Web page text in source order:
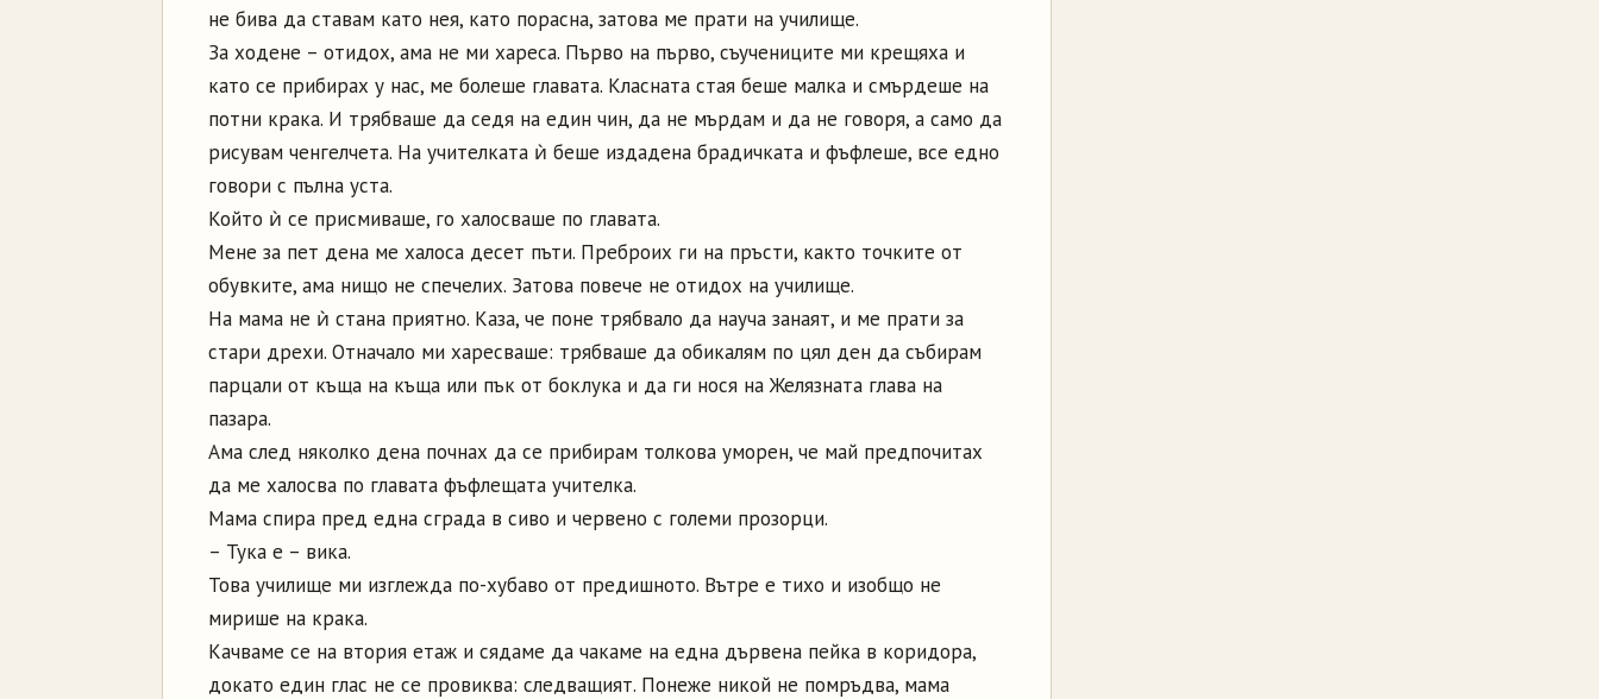
не бива да ставам като нея, като порасна, затова ме прати на училище.
За ходене – отидох, ама не ми хареса. Първо на първо, съучениците ми крещяха и
като се прибирах у нас, ме болеше главата. Класната стая беше малка и смърдеше на
потни крака. И трябваше да седя на един чин, да не мърдам и да не говоря, а само да
рисувам ченгелчета. На учителката ѝ беше издадена брадичката и фъфлеше, все едно
говори с пълна уста.
Който ѝ се присмиваше, го халосваше по главата.
Мене за пет дена ме халоса десет пъти. Преброих ги на пръсти, както точките от
обувките, ама нищо не спечелих. Затова повече не отидох на училище.
На мама не ѝ стана приятно. Каза, че поне трябвало да науча занаят, и ме прати за
стари дрехи. Отначало ми харесваше: трябваше да обикалям по цял ден да събирам
парцали от къща на къща или пък от боклука и да ги нося на Желязната глава на
пазара.
Ама след няколко дена почнах да се прибирам толкова уморен, че май предпочитах
да ме халосва по главата фъфлещата учителка.
Мама спира пред една сграда в сиво и червено с големи прозорци.
– Тука е – вика.
Това училище ми изглежда по-хубаво от предишното. Вътре е тихо и изобщо не
мирише на крака.
Качваме се на втория етаж и сядаме да чакаме на една дървена пейка в коридора,
докато един глас не се провиква: следващият. Понеже никой не помръдва, мама